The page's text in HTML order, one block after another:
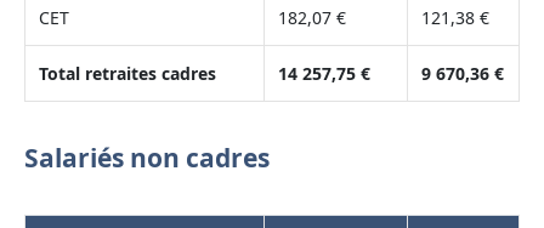
CET 182,07 € 121,38 €
Total retraites cadres 14 257,75 € 9 670,36 €
Salariés non cadres